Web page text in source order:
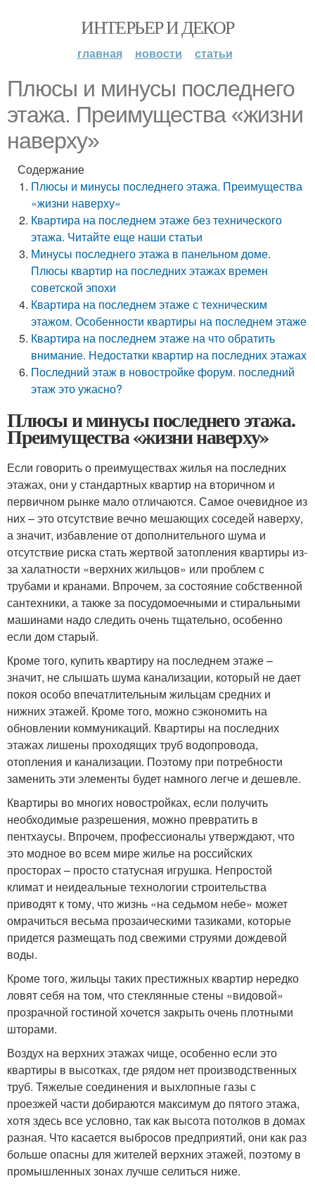
ИНТЕРЬЕР И ДЕКОР
главная новости статьи
Плюсы и минусы последнего
этажа. Преимущества «жизни
наверху»
Содержание
Плюсы и минусы последнего этажа. Преимущества
«жизни наверху»
Квартира на последнем этаже без технического
этажа. Читайте еще наши статьи
Минусы последнего этажа в панельном доме.
Плюсы квартир на последних этажах времен
советской эпохи
Квартира на последнем этаже с техническим
этажом. Особенности квартиры на последнем этаже
Квартира на последнем этаже на что обратить
внимание. Недостатки квартир на последних этажах
Последний этаж в новостройке форум. последний
этаж это ужасно?
Плюсы и минусы последнего этажа.
Преимущества «жизни наверху»
Если говорить о преимуществах жилья на последних
этажах, они у стандартных квартир на вторичном и
первичном рынке мало отличаются. Самое очевидное из
них – это отсутствие вечно мешающих соседей наверху,
а значит, избавление от дополнительного шума и
отсутствие риска стать жертвой затопления квартиры из-
за халатности «верхних жильцов» или проблем с
трубами и кранами. Впрочем, за состояние собственной
сантехники, а также за посудомоечными и стиральными
машинами надо следить очень тщательно, особенно
если дом старый.
Кроме того, купить квартиру на последнем этаже –
значит, не слышать шума канализации, который не дает
покоя особо впечатлительным жильцам средних и
нижних этажей. Кроме того, можно сэкономить на
обновлении коммуникаций. Квартиры на последних
этажах лишены проходящих труб водопровода,
отопления и канализации. Поэтому при потребности
заменить эти элементы будет намного легче и дешевле.
Квартиры во многих новостройках, если получить
необходимые разрешения, можно превратить в
пентхаусы. Впрочем, профессионалы утверждают, что
это модное во всем мире жилье на российских
просторах – просто статусная игрушка. Непростой
климат и неидеальные технологии строительства
приводят к тому, что жизнь «на седьмом небе» может
омрачиться весьма прозаическими тазиками, которые
придется размещать под свежими струями дождевой
воды.
Кроме того, жильцы таких престижных квартир нередко
ловят себя на том, что стеклянные стены «видовой»
прозрачной гостиной хочется закрыть очень плотными
шторами.
Воздух на верхних этажах чище, особенно если это
квартиры в высотках, где рядом нет производственных
труб. Тяжелые соединения и выхлопные газы с
проезжей части добираются максимум до пятого этажа,
хотя здесь все условно, так как высота потолков в домах
разная. Что касается выбросов предприятий, они как раз
больше опасны для жителей верхних этажей, поэтому в
промышленных зонах лучше селиться ниже.